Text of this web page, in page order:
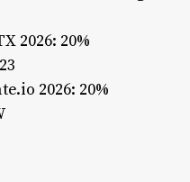
2026: 20%
2026: 20%